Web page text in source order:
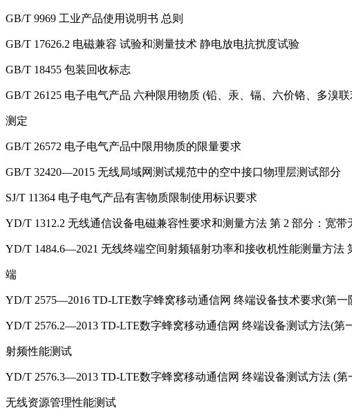
GB/T 9969 工业产品使用说明书 总则
GB/T 17626.2 电磁兼容 试验和测量技术 静电放电抗扰度试验
GB/T 18455 包装回收标志
GB/T 26125 电子电气产品 六种限用物质 (铅、汞、镉、六价铬、多溴
测定
GB/T 26572 电子电气产品中限用物质的限量要求
GB/T 32420—2015 无线局域网测试规范中的空中接口物理层测试部分
SJ/T 11364 电子电气产品有害物质限制使用标识要求
YD/T 1312.2 无线通信设备电磁兼容性要求和测量方法 第 2 部分：宽带
YD/T 1484.6—2021 无线终端空间射频辐射功率和接收机性能测量方法
端
YD/T 2575—2016 TD-LTE数字蜂窝移动通信网 终端设备技术要求(第
YD/T 2576.2—2013 TD-LTE数字蜂窝移动通信网 终端设备测试方法(第
射频性能测试
YD/T 2576.3—2013 TD-LTE数字蜂窝移动通信网 终端设备测试方法 (第
无线资源管理性能测试